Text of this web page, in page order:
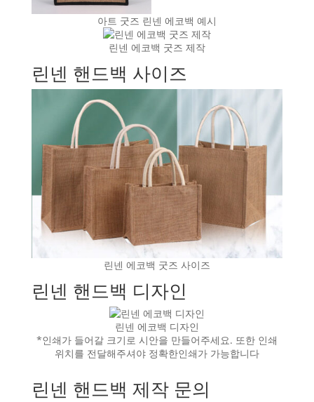
아트 굿즈 린넨 에코백 예시
린넨 에코백 굿즈 제작
린넨 핸드백 사이즈
린넨 에코백 굿즈 사이즈
린넨 핸드백 디자인
린넨 에코백 디자인
*인쇄가 들어갈 크기로 시안을 만들어주세요. 또한 인쇄
위치를 전달해주셔야 정확한인쇄가 가능합니다
린넨 핸드백 제작 문의